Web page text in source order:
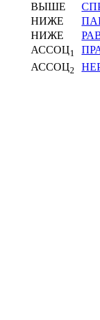
ВЫШЕ
НИЖЕ
НИЖЕ
АССОЦ1
АССОЦ2